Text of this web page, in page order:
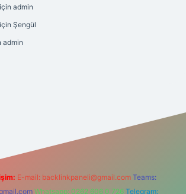
için admin
için Şengül
admin
E-mail: backlinkpaneli@gmail.com Teams:
Whatsapp: 0262 606 0 726 Telegram: